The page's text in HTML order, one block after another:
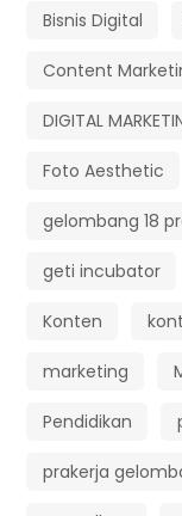
Bisnis Digital
Content
DIGITAL
Foto Aesthetic
gelombang 18
geti incubator
Konten
marketing
Pendidikan
prakerja